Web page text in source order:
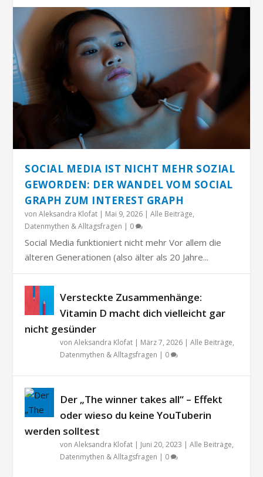
SOCIAL MEDIA IST NICHT MEHR SOZIAL
GEWORDEN: DER WANDEL VOM SOCIAL
GRAPH ZUM INTEREST GRAPH
vonAleksandra Klofat | Mai 9, 2026 |Alle Beiträge,
Datenmythen & Alltagsfragen | 0
Social Media funktioniert nicht mehr Vor allem die
älteren Generationen (also älter als 20 Jahre...
Versteckte Zusammenhänge:
Vitamin D macht dich vielleicht gar
nicht gesünder
vonAleksandra Klofat | März 7, 2026 |Alle Beiträge,
Datenmythen & Alltagsfragen | 0
Der „The winner takes all“ – Effekt
oder wieso du keine YouTuberin
werden solltest
vonAleksandra Klofat | Juni 20, 2023 |Alle Beiträge,
Datenmythen & Alltagsfragen | 0